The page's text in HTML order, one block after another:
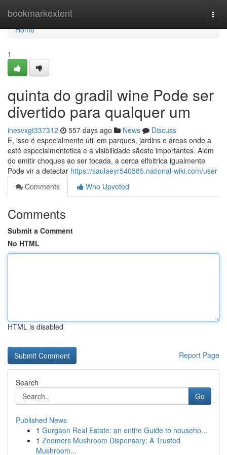
bookmarkextent
Home
Home
1
quinta do gradil wine Pode ser
divertido para qualquer um
inesvxgt337312 557 days ago News
Discuss
E, isso é especialmente útil em parques, jardins e áreas onde a
esté especialmentetica e a visibilidade sãeste importantes. Além
do emitir choques ao ser tocada, a cerca elfoitrica igualmente
Pode vir a detectar https://saulaeyr540585.national-wiki.com/user
Comments
Who Upvoted
Comments
Submit a Comment
No HTML
HTML is disabled
Report Page
Search
Go
Published News
1 Gurgaon Real Estate: an entire Guide to househo...
1 Zoomers Mushroom Dispensary: A Trusted
Mushroom...